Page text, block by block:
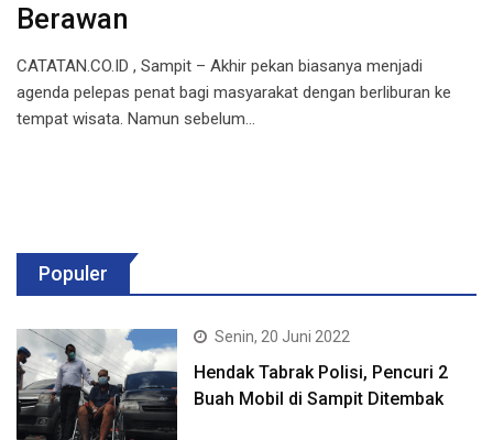
Berawan
CATATAN.CO.ID , Sampit – Akhir pekan biasanya menjadi
agenda pelepas penat bagi masyarakat dengan berliburan ke
tempat wisata. Namun sebelum…
Populer
Senin, 20 Juni 2022
Hendak Tabrak Polisi, Pencuri 2
Buah Mobil di Sampit Ditembak